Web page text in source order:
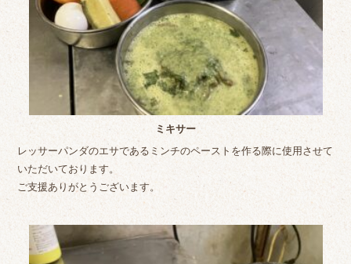
ミキサー
レッサーパンダのエサであるミンチのペーストを作る際に使用させて
いただいております。
ご支援ありがとうございます。